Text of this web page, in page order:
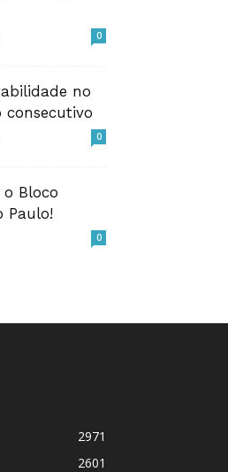
0
no
consecutivo
0
Bloco
Paulo!
0
2971
2601